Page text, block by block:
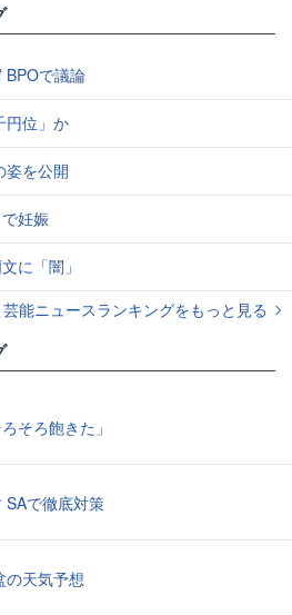
BPOで議論
円位」か
姿を公開
妊娠
に「闇」
芸能ニュースランキングをもっと見る
そろ飽きた」
SAで徹底対策
の天気予想